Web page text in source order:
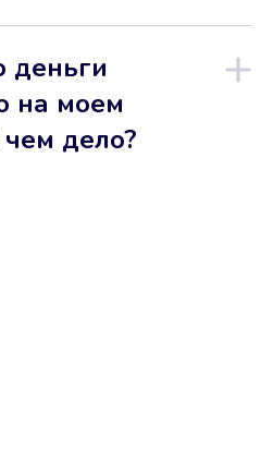
деньги
на моем
чем дело?